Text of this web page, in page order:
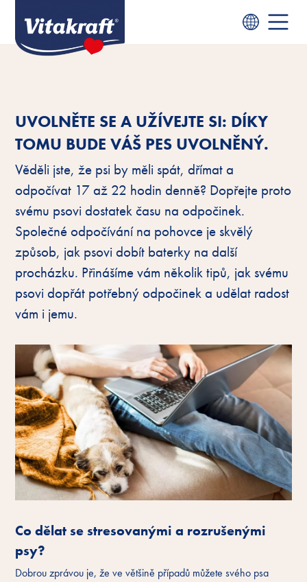
UVOLNĚTE SE A UŽÍVEJTE SI: DÍKY
TOMU BUDE VÁŠ PES UVOLNĚNÝ.
Věděli jste, že psi by měli spát, dřímat a
odpočívat 17 až 22 hodin denně? Dopřejte proto
svému psovi dostatek času na odpočinek.
Společné odpočívání na pohovce je skvělý
způsob, jak psovi dobít baterky na další
procházku. Přinášíme vám několik tipů, jak svému
psovi dopřát potřebný odpočinek a udělat radost
vám i jemu.
Co dělat se stresovanými a rozrušenými
psy?
Dobrou zprávou je, že ve většině případů můžete svého psa